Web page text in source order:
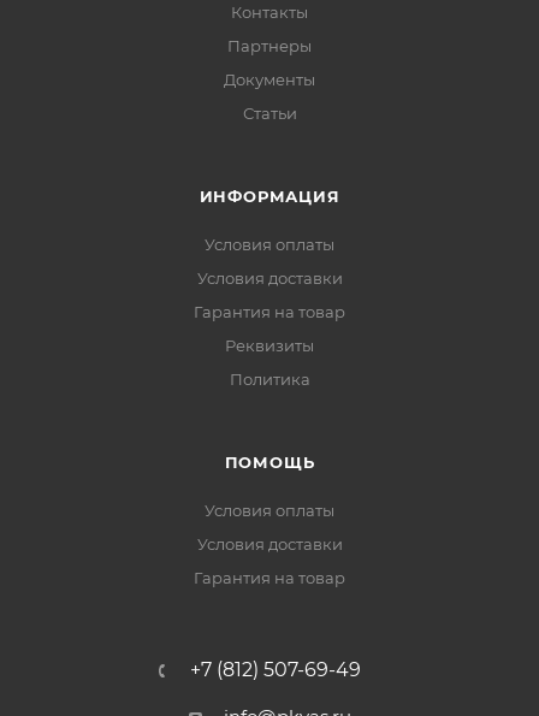
Контакты
Партнеры
Документы
Статьи
ИНФОРМАЦИЯ
Условия оплаты
Условия доставки
Гарантия на товар
Реквизиты
Политика
ПОМОЩЬ
Условия оплаты
Условия доставки
Гарантия на товар
+7 (812) 507-69-49